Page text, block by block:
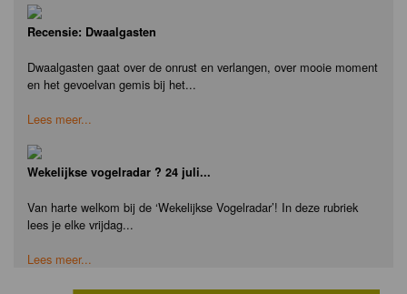
Recensie: Dwaalgasten
Dwaalgasten gaat over de onrust en verlangen, over mooie moment
en het gevoelvan gemis bij het...
Lees meer...
Wekelijkse vogelradar ? 24 juli...
Van harte welkom bij de ‘Wekelijkse Vogelradar’! In deze rubriek
lees je elke vrijdag...
Lees meer...